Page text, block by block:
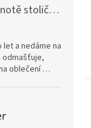
„Jak vytrhnout mastnotě stoličku“ – CODI Energic univerzální odmašťovač 750 ml (náplň), karton 12 ks | dlouhodobá zásoba
hvězdiček.
let a nedáme na
odmašťuje,
oblečení …